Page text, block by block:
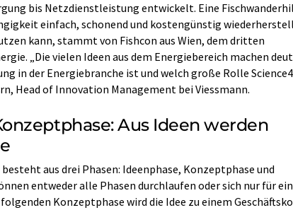
bis Netzdienstleistung entwickelt. Eine
einfach, schonend und kostengünstig
kann, stammt von Fishcon aus Wien, dem dritten
„Die vielen Ideen aus dem Energiebereich machen
in der Energiebranche ist und welch große Rolle
Head of Innovation Management bei Viessmann.
Aus Ideen werden
aus drei Phasen: Ideenphase, Konzeptphase und
entweder alle Phasen durchlaufen oder sich nur für
Konzeptphase wird die Idee zu einem